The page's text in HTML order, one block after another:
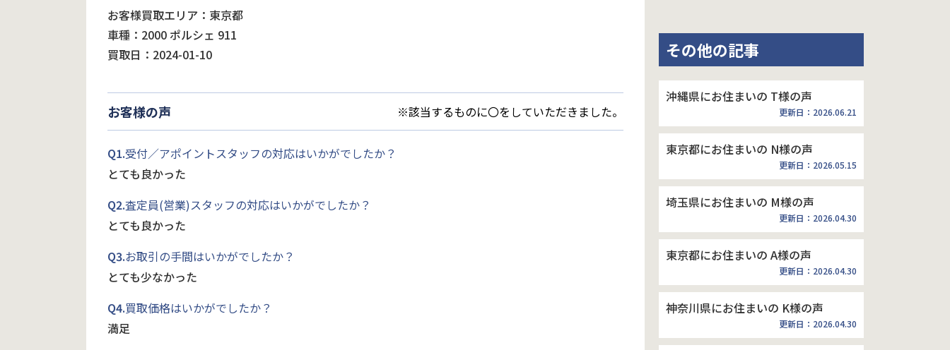
お客様買取エリア：東京都
車種：2000 ポルシェ 911
買取日：2024-01-10
お客様の声 ※該当するものに〇をしていただきました。
Q1.受付／アポイントスタッフの対応はいかがでしたか？
とても良かった
Q2.査定員(営業)スタッフの対応はいかがでしたか？
とても良かった
Q3.お取引の手間はいかがでしたか？
とても少なかった
Q4.買取価格はいかがでしたか？
満足
その他の記事
沖縄県にお住まいの T様の声
更新日：2026.06.21
東京都にお住まいの N様の声
更新日：2026.05.15
埼玉県にお住まいの M様の声
更新日：2026.04.30
東京都にお住まいの A様の声
更新日：2026.04.30
神奈川県にお住まいの K様の声
更新日：2026.04.30